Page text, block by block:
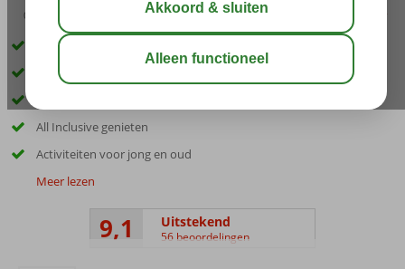
03:00 aug 29°C
In het hart van Sunny Beach
Direct aan het zandstrand
All Inclusive genieten
Activiteiten voor jong en oud
Meer lezen
9,1 Uitstekend
56 beoordelingen